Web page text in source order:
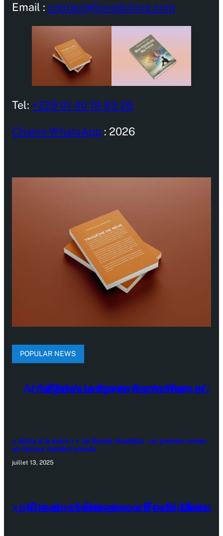
Email : contact@livredulivre.com
Tel: +229 01 40 19 93 26
Chaine WhatsApp : 2026
POPULAR NEWS
« Aïcha à la barre ! » de Ramat Abadjida : un premier roman
où l’amour devient procès
juillet 13, 2025